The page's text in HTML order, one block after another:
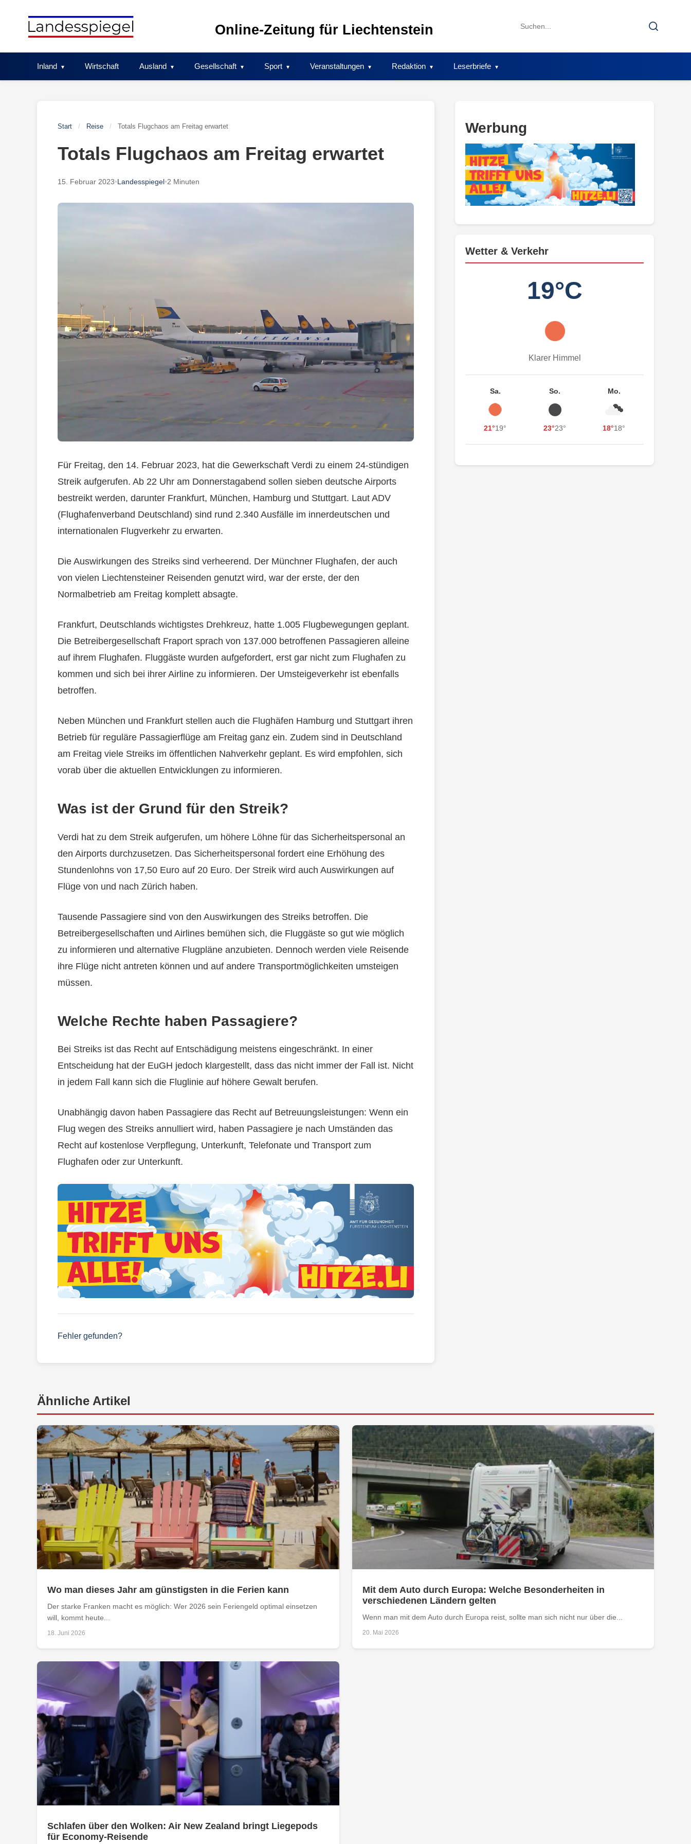
Online-Zeitung für Liechtenstein
Search
Search
Inland Wirtschaft Ausland Gesellschaft Sport Veranstaltungen Redaktion Leserbriefe
Start / Reise / Totals Flugchaos am Freitag erwartet
Totals Flugchaos am Freitag erwartet
15. Februar 2023•Landesspiegel•2 Minuten
Für Freitag, den 14. Februar 2023, hat die Gewerkschaft Verdi zu einem 24-stündigen
Streik aufgerufen. Ab 22 Uhr am Donnerstagabend sollen sieben deutsche Airports
bestreikt werden, darunter Frankfurt, München, Hamburg und Stuttgart. Laut ADV
(Flughafenverband Deutschland) sind rund 2.340 Ausfälle im innerdeutschen und
internationalen Flugverkehr zu erwarten.
Die Auswirkungen des Streiks sind verheerend. Der Münchner Flughafen, der auch
von vielen Liechtensteiner Reisenden genutzt wird, war der erste, der den
Normalbetrieb am Freitag komplett absagte.
Frankfurt, Deutschlands wichtigstes Drehkreuz, hatte 1.005 Flugbewegungen geplant.
Die Betreibergesellschaft Fraport sprach von 137.000 betroffenen Passagieren alleine
auf ihrem Flughafen. Fluggäste wurden aufgefordert, erst gar nicht zum Flughafen zu
kommen und sich bei ihrer Airline zu informieren. Der Umsteigeverkehr ist ebenfalls
betroffen.
Neben München und Frankfurt stellen auch die Flughäfen Hamburg und Stuttgart ihren
Betrieb für reguläre Passagierflüge am Freitag ganz ein. Zudem sind in Deutschland
am Freitag viele Streiks im öffentlichen Nahverkehr geplant. Es wird empfohlen, sich
vorab über die aktuellen Entwicklungen zu informieren.
Was ist der Grund für den Streik?
Verdi hat zu dem Streik aufgerufen, um höhere Löhne für das Sicherheitspersonal an
den Airports durchzusetzen. Das Sicherheitspersonal fordert eine Erhöhung des
Stundenlohns von 17,50 Euro auf 20 Euro. Der Streik wird auch Auswirkungen auf
Flüge von und nach Zürich haben.
Tausende Passagiere sind von den Auswirkungen des Streiks betroffen. Die
Betreibergesellschaften und Airlines bemühen sich, die Fluggäste so gut wie möglich
zu informieren und alternative Flugpläne anzubieten. Dennoch werden viele Reisende
ihre Flüge nicht antreten können und auf andere Transportmöglichkeiten umsteigen
müssen.
Welche Rechte haben Passagiere?
Bei Streiks ist das Recht auf Entschädigung meistens eingeschränkt. In einer
Entscheidung hat der EuGH jedoch klargestellt, dass das nicht immer der Fall ist. Nicht
in jedem Fall kann sich die Fluglinie auf höhere Gewalt berufen.
Unabhängig davon haben Passagiere das Recht auf Betreuungsleistungen: Wenn ein
Flug wegen des Streiks annulliert wird, haben Passagiere je nach Umständen das
Recht auf kostenlose Verpflegung, Unterkunft, Telefonate und Transport zum
Flughafen oder zur Unterkunft.
Fehler gefunden?
Werbung
Wetter & Verkehr
19°C
Klarer Himmel
Sa.
21°19°
So.
23°23°
Mo.
18°18°
Ähnliche Artikel
Wo man dieses Jahr am günstigsten in die Ferien kann
Der starke Franken macht es möglich: Wer 2026 sein Feriengeld optimal einsetzen
will, kommt heute...
18. Juni 2026
Mit dem Auto durch Europa: Welche Besonderheiten in
verschiedenen Ländern gelten
Wenn man mit dem Auto durch Europa reist, sollte man sich nicht nur über die...
20. Mai 2026
Schlafen über den Wolken: Air New Zealand bringt Liegepods
für Economy-Reisende